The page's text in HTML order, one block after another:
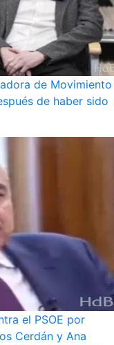
de Movimiento
de haber sido
el PSOE por
Cerdán y Ana